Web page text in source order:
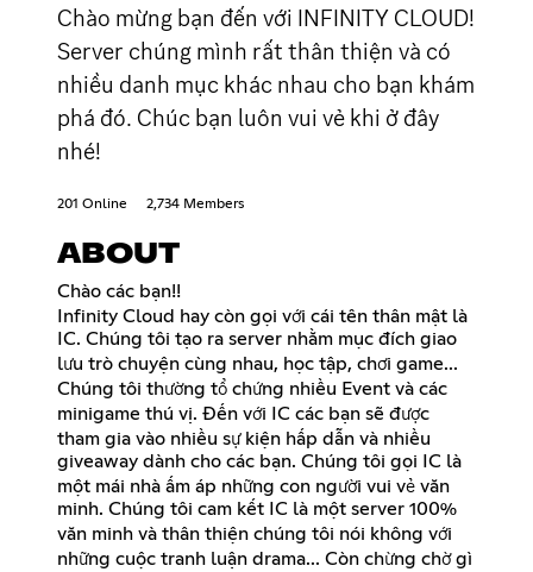
Chào mừng bạn đến với INFINITY CLOUD!
Server chúng mình rất thân thiện và có
nhiều danh mục khác nhau cho bạn khám
phá đó. Chúc bạn luôn vui vẻ khi ở đây
nhé!
201 Online 2,734 Members
ABOUT
Chào các bạn!!
Infinity Cloud hay còn gọi với cái tên thân mật là
IC. Chúng tôi tạo ra server nhằm mục đích giao
lưu trò chuyện cùng nhau, học tập, chơi game...
Chúng tôi thường tổ chứng nhiều Event và các
minigame thú vị. Đến với IC các bạn sẽ được
tham gia vào nhiều sự kiện hấp dẫn và nhiều
giveaway dành cho các bạn. Chúng tôi gọi IC là
một mái nhà ấm áp những con người vui vẻ văn
minh. Chúng tôi cam kết IC là một server 100%
văn minh và thân thiện chúng tôi nói không với
những cuộc tranh luận drama... Còn chừng chờ gì